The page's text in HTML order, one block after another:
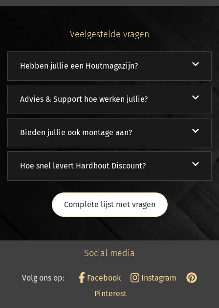
Veelgestelde vragen
Hebben jullie een Houtmagazijn?
Advies & Support hoe werken jullie?
Bieden jullie ook montage aan?
Hoe snel levert Hardhout Discount?
Complete lijst met vragen
Social media
Volg ons op: Facebook
Instagram
Pinterest